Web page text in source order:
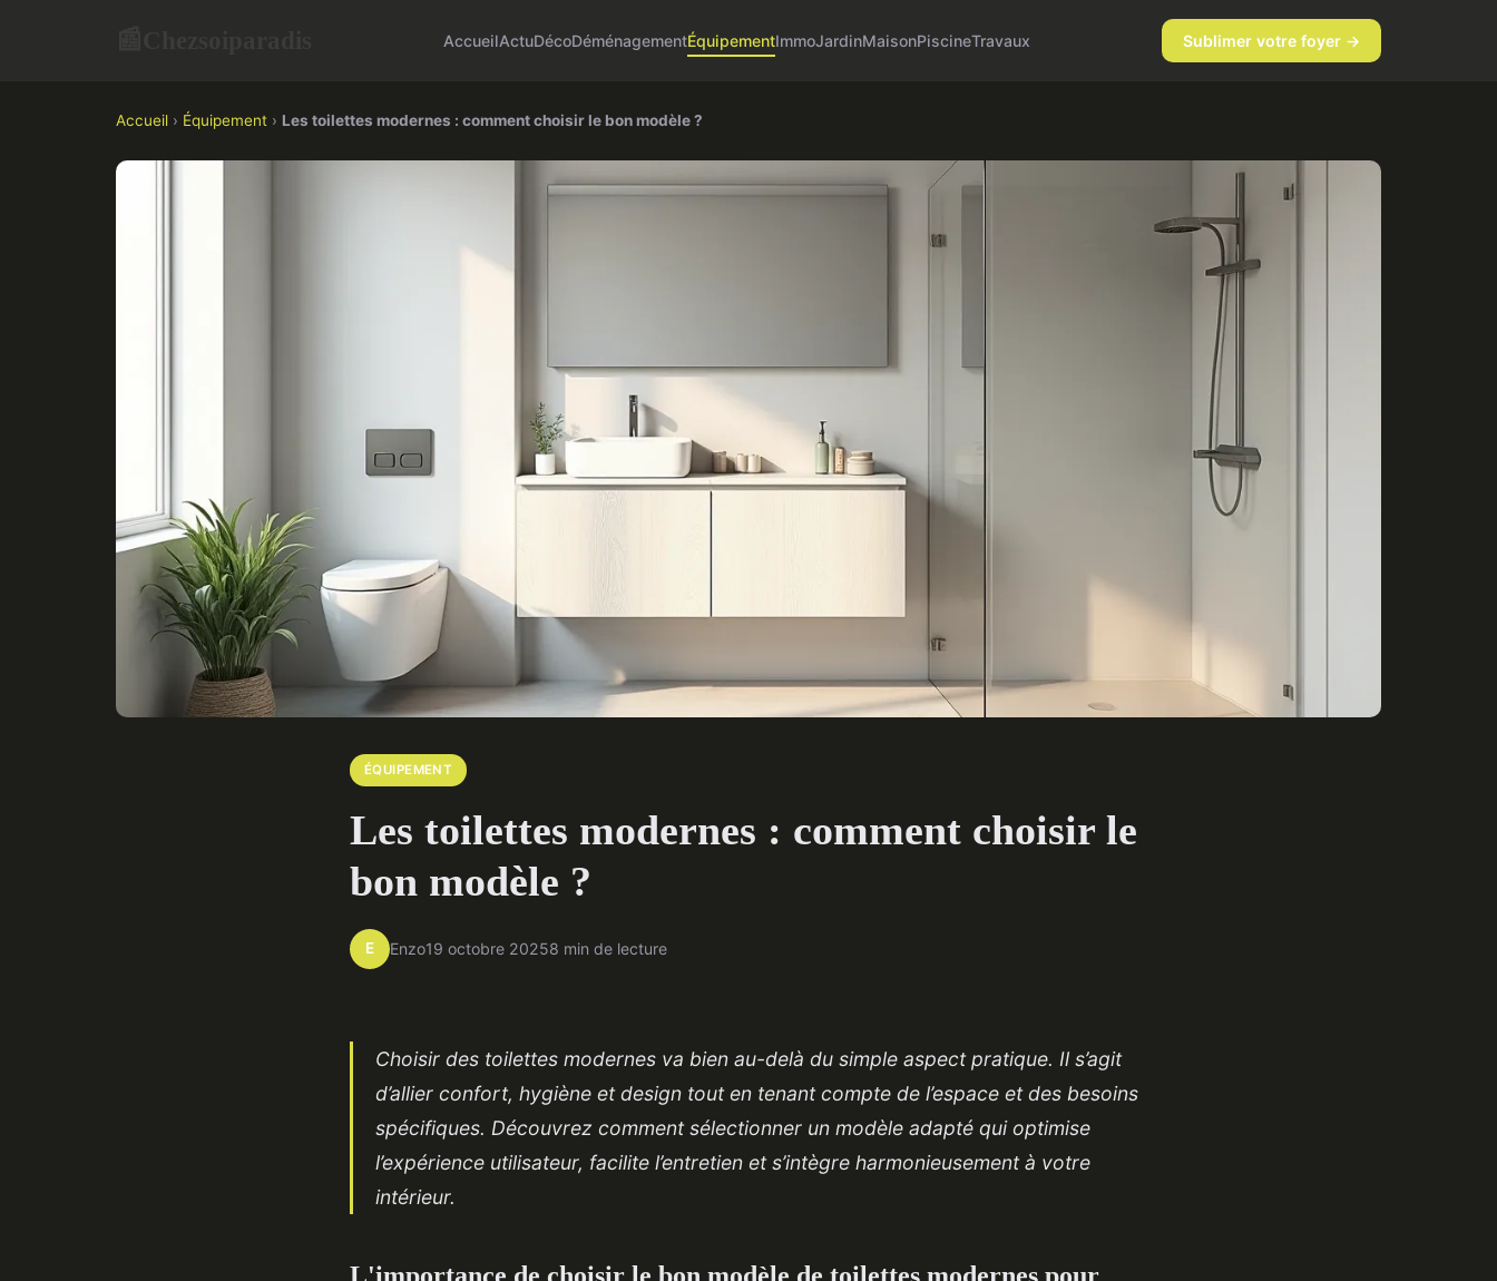
AccueilActuDécoDéménagementÉquipementImmoJardinMaisonPiscineTravaux Sublimer votre foyer →
Accueil › Équipement › Les toilettes modernes : comment choisir le bon modèle ?
ÉQUIPEMENT
Les toilettes modernes : comment choisir le
bon modèle ?
E Enzo19 octobre 20258 min de lecture
Choisir des toilettes modernes va bien au-delà du simple aspect pratique. Il s’agit
d’allier confort, hygiène et design tout en tenant compte de l’espace et des besoins
spécifiques. Découvrez comment sélectionner un modèle adapté qui optimise
l’expérience utilisateur, facilite l’entretien et s’intègre harmonieusement à votre
intérieur.
L'importance de choisir le bon modèle de toilettes modernes pour